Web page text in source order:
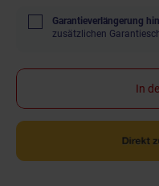
Garantieverlängerung
zusätzlichen
In